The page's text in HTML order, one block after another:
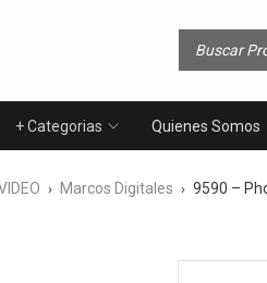
+ Categorias Quienes Somos
› Marcos Digitales › 9590 –